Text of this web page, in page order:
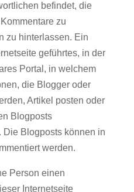
befindet, die
zu
zu hinterlassen. Ein
geführtes, in der
Portal, in welchem
die Blogger oder
Artikel posten oder
Blogposts
Blogposts können in
werden.
Person einen
Internetseite